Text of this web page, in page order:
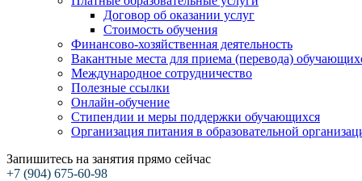
Договор об оказании услуг
Стоимость обучения
Финансово-хозяйственная деятельность
Вакантные места для приема (перевода)
Международное сотрудничество
Полезные ссылки
Онлайн-обучение
Стипендии и меры поддержки обучающихся
Организация питания в образовательной
Запишитесь на занятия прямо сейчас
+7 (904) 675-60-98